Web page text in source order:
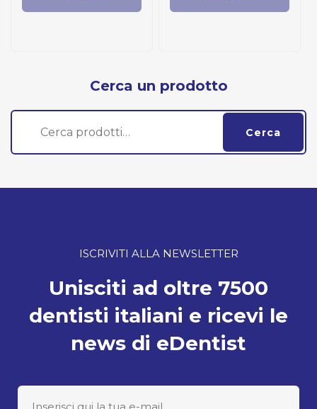
Cerca un prodotto
Cerca:
Cerca
ISCRIVITI ALLA NEWSLETTER
Unisciti ad oltre 7500
dentisti italiani e ricevi le
news di eDentist